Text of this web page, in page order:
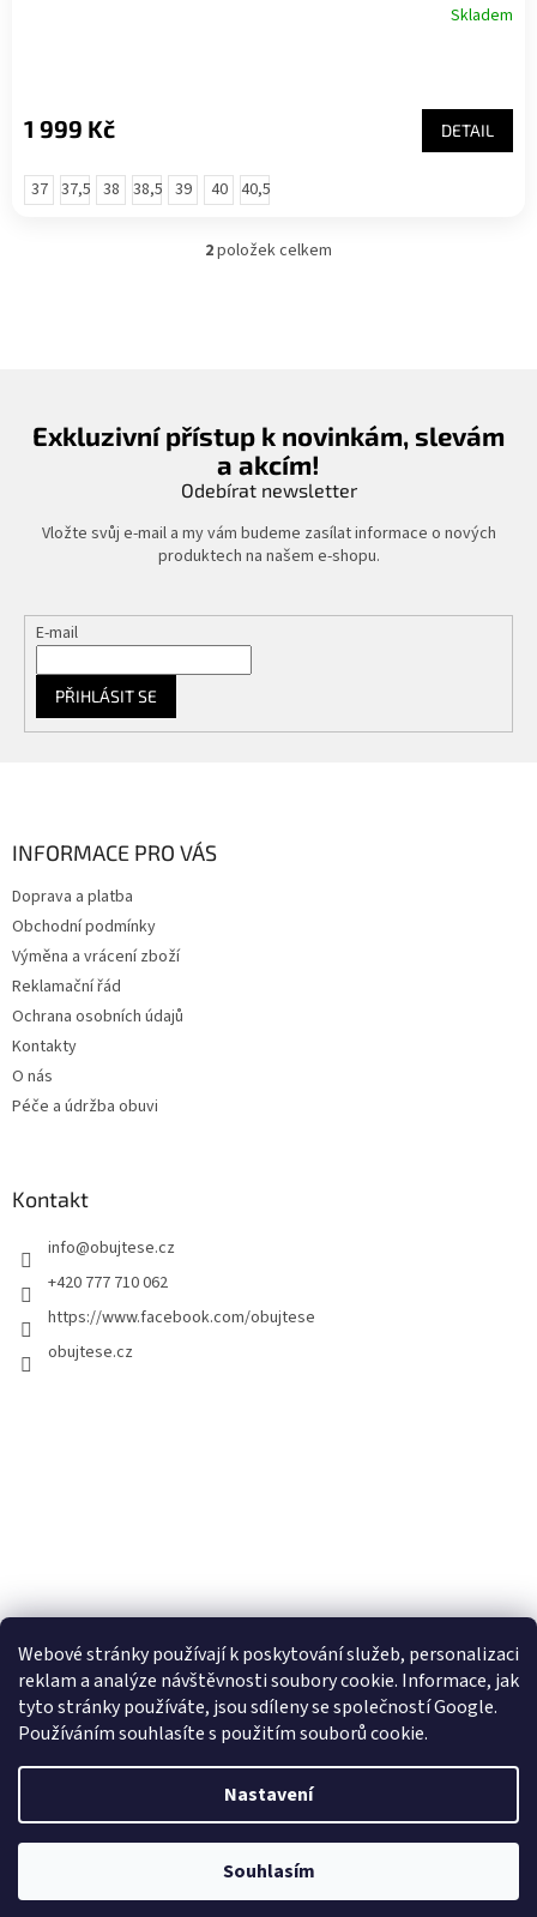
Webové stránky používají k poskytování služeb, personalizaci
reklam a analýze návštěvnosti soubory cookie. Informace, jak
tyto stránky používáte, jsou sdíleny se společností Google.
Používáním souhlasíte s použitím souborů cookie.
Nastavení
Souhlasím
Skladem
1 999 Kč DETAIL
37 37,5 38 38,5 39 40 40,5
O
p
r
v
y
v
i
2položek celkem
Exkluzivní přístup k novinkám, slevám
a akcím!
Odebírat newsletter
Vložte svůj e-mail a my vám budeme zasílat informace o nových
produktech na našem e-shopu.
E-mail
PŘIHLÁSIT SE
INFORMACE PRO VÁS
Doprava a platba
Obchodní podmínky
Výměna a vrácení zboží
Reklamační řád
Ochrana osobních údajů
Kontakty
O nás
Péče a údržba obuvi
Kontakt
info@obujtese.cz
+420 777 710 062
https://www.facebook.com/obujtese
obujtese.cz
Copyright 2026Obujtese.cz-srdeční záležitost. Všechna práva
vyhrazena.